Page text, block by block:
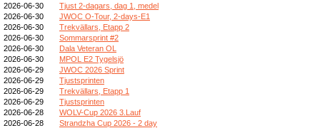
2026-06-30
Tjust 2-dagars, dag 1, medel
2026-06-30
JWOC O-Tour, 2-days-E1
2026-06-30
Trekvällars, Etapp 2
2026-06-30
Sommarsprint #2
2026-06-30
Dala Veteran OL
2026-06-30
MPOL E2 Tygelsjö
2026-06-29
JWOC 2026 Sprint
2026-06-29
Tjustsprinten
2026-06-29
Trekvällars, Etapp 1
2026-06-29
Tjustsprinten
2026-06-28
WOLV-Cup 2026 3.Lauf
2026-06-28
Strandzha Cup 2026 - 2 day